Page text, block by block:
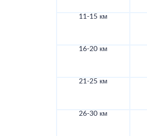
11-15 км
16-20 км
21-25 км
26-30 км